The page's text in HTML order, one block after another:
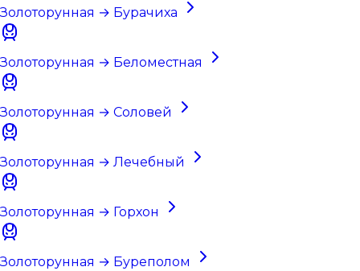
Золоторунная → Бурачиха
Золоторунная → Беломестная
Золоторунная → Соловей
Золоторунная → Лечебный
Золоторунная → Горхон
Золоторунная → Буреполом